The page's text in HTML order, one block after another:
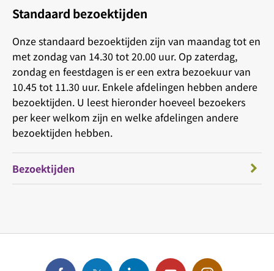
Standaard bezoektijden
Onze standaard bezoektijden zijn van maandag tot en
met zondag van 14.30 tot 20.00 uur. Op zaterdag,
zondag en feestdagen is er een extra bezoekuur van
10.45 tot 11.30 uur. Enkele afdelingen hebben andere
bezoektijden. U leest hieronder hoeveel bezoekers
per keer welkom zijn en welke afdelingen andere
bezoektijden hebben.
Bezoektijden